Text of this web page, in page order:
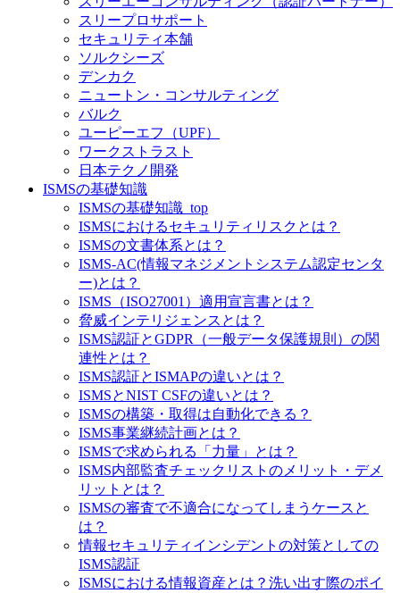
スリープロサポート
セキュリティ本舗
ソルクシーズ
デンカク
ニュートン・コンサルティング
バルク
ユーピーエフ（UPF）
ワークストラスト
日本テクノ開発
ISMSの基礎知識
ISMSの基礎知識_top
ISMSにおけるセキュリティリスクとは？
ISMSの文書体系とは？
ISMS-AC(情報マネジメントシステム認定センタ
ー)とは？
ISMS（ISO27001）適用宣言書とは？
脅威インテリジェンスとは？
ISMS認証とGDPR（一般データ保護規則）の関
連性とは？
ISMS認証とISMAPの違いとは？
ISMSとNIST CSFの違いとは？
ISMSの構築・取得は自動化できる？
ISMS事業継続計画とは？
ISMSで求められる「力量」とは？
ISMS内部監査チェックリストのメリット・デメ
リットとは？
ISMSの審査で不適合になってしまうケースと
は？
情報セキュリティインシデントの対策としての
ISMS認証
ISMSにおける情報資産とは？洗い出す際のポイ